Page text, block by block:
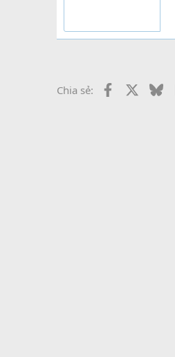
Chia sẻ: Facebook